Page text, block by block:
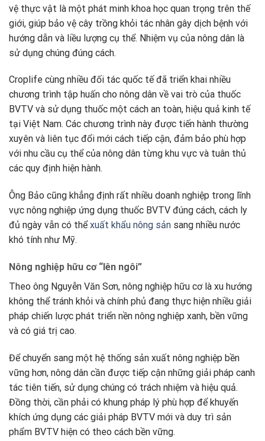
vệ thực vật là một phát minh khoa học quan trọng trên thế
giới, giúp bảo vệ cây trồng khỏi tác nhân gây dịch bệnh với
hướng dẫn và liều lượng cụ thể. Nhiệm vụ của nông dân là
sử dụng chúng đúng cách.
Croplife cùng nhiều đối tác quốc tế đã triển khai nhiều
chương trình tập huấn cho nông dân về vai trò của thuốc
BVTV và sử dụng thuốc một cách an toàn, hiệu quả kinh tế
tại Việt Nam. Các chương trình này được tiến hành thường
xuyên và liên tục đổi mới cách tiếp cận, đảm bảo phù hợp
với nhu cầu cụ thể của nông dân từng khu vực và tuân thủ
các quy định hiện hành.
Ông Bảo cũng khẳng định rất nhiều doanh nghiệp trong lĩnh
vực nông nghiệp ứng dụng thuốc BVTV đúng cách, cách ly
đủ ngày vẫn có thểxuất khẩu nông sản sang nhiều nước
khó tính như Mỹ.
Nông nghiệp hữu cơ “lên ngôi”
Theo ông Nguyễn Văn Sơn, nông nghiệp hữu cơ là xu hướng
không thể tránh khỏi và chính phủ đang thực hiện nhiều giải
pháp chiến lược phát triển nền nông nghiệp xanh, bền vững
và có giá trị cao.
Để chuyển sang một hệ thống sản xuất nông nghiệp bền
vững hơn, nông dân cần được tiếp cận những giải pháp canh
tác tiên tiến, sử dụng chúng có trách nhiệm và hiệu quả.
Đồng thời, cần phải có khung pháp lý phù hợp để khuyến
khích ứng dụng các giải pháp BVTV mới và duy trì sản
phẩm BVTV hiện có theo cách bền vững.